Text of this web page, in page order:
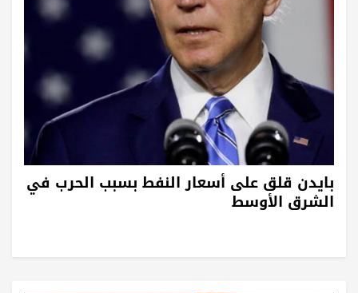
بايدن قلق على أسعار النفط بسبب الحرب في
الشرق الأوسط